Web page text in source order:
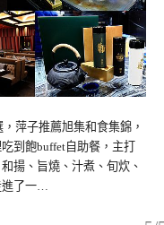
萍子推薦旭集和食集錦，
到飽buffet自助餐，主打
揚、旨燒、汁煮、旬炊、
進了一…